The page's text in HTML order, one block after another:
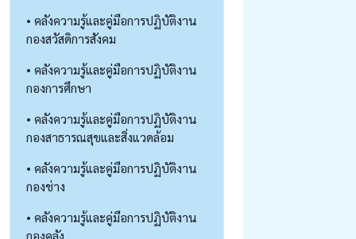
• คลังความรู้และคู่มือการปฏิบัติงาน
กองสวัสดิการสังคม
• คลังความรู้และคู่มือการปฏิบัติงาน
กองการศึกษา
• คลังความรู้และคู่มือการปฏิบัติงาน
กองสาธารณสุขและสิ่งแวดล้อม
• คลังความรู้และคู่มือการปฏิบัติงาน
กองช่าง
• คลังความรู้และคู่มือการปฏิบัติงาน
กองคลัง